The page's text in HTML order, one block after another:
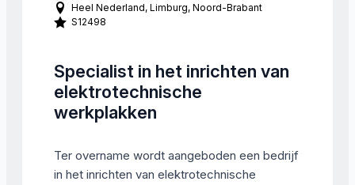
Heel Nederland Limburg Noord-Brabant
S12498
Specialist in het inrichten van
elektrotechnische
werkplakken
Ter overname wordt aangeboden een bedrijf
in het inrichten van elektrotechnische